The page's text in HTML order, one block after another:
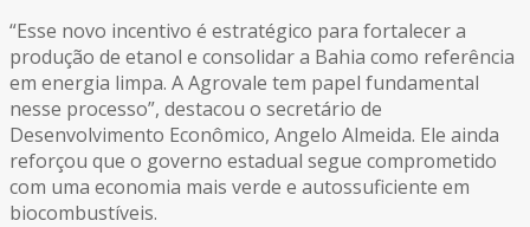
“Esse novo incentivo é estratégico para fortalecer a
produção de etanol e consolidar a Bahia como referência
em energia limpa. A Agrovale tem papel fundamental
nesse processo”, destacou o secretário de
Desenvolvimento Econômico, Angelo Almeida. Ele ainda
reforçou que o governo estadual segue comprometido
com uma economia mais verde e autossuficiente em
biocombustíveis.